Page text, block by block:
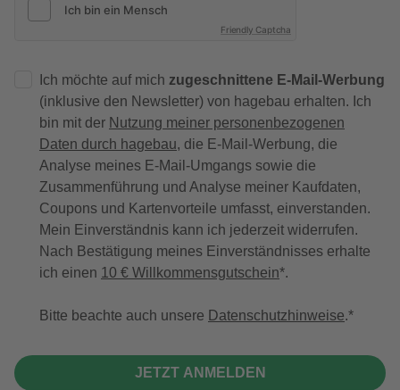
Friendly Captcha
Ich möchte auf mich zugeschnittene E-Mail-Werbung
(inklusive den Newsletter) von hagebau erhalten. Ich
bin mit der Nutzung meiner personenbezogenen
Daten durch hagebau, die E-Mail-Werbung, die
Analyse meines E-Mail-Umgangs sowie die
Zusammenführung und Analyse meiner Kaufdaten,
Coupons und Kartenvorteile umfasst, einverstanden.
Mein Einverständnis kann ich jederzeit widerrufen.
Nach Bestätigung meines Einverständnisses erhalte
ich einen 10 € Willkommensgutschein*.
Bitte beachte auch unsere Datenschutzhinweise.
JETZT ANMELDEN